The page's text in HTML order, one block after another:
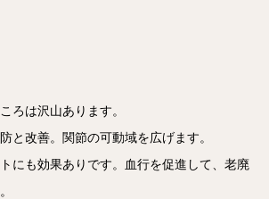
ろは沢山あります。
と改善。関節の可動域を広げます。
にも効果ありです。血行を促進して、老廃